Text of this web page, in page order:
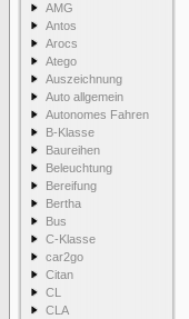
AMG
Antos
Arocs
Atego
Auszeichnung
Auto allgemein
Autonomes Fahren
B-Klasse
Baureihen
Beleuchtung
Bereifung
Bertha
Bus
C-Klasse
car2go
Citan
CL
CLA